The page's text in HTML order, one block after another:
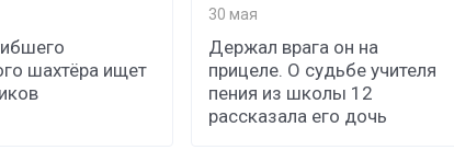
шахтёра ищет
30 мая
Держал врага он на
прицеле. О судьбе учителя
пения из школы 12
рассказала его дочь